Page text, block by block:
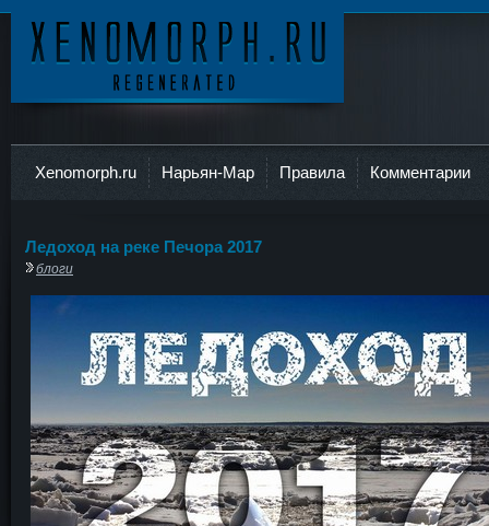
Xenomorph.ru Нарьян-Мар Правила Комментарии
Ледоход на реке Печора 2017
блоги